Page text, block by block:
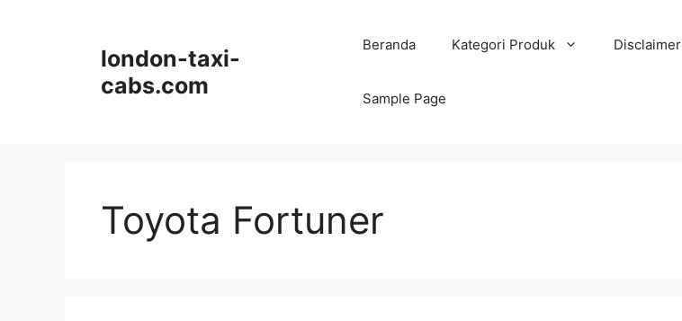
london-taxi-
cabs.com
Beranda Kategori Produk Disclaimer
Sample Page
Toyota Fortuner